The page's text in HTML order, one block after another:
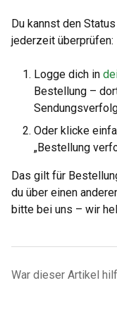
Du kannst den
jederzeit überprüfen:
Logge dich in
Bestellung –
Oder klicke
„Bestellung
Das gilt für
du über einen
bitte bei uns – wir
War dieser Artikel